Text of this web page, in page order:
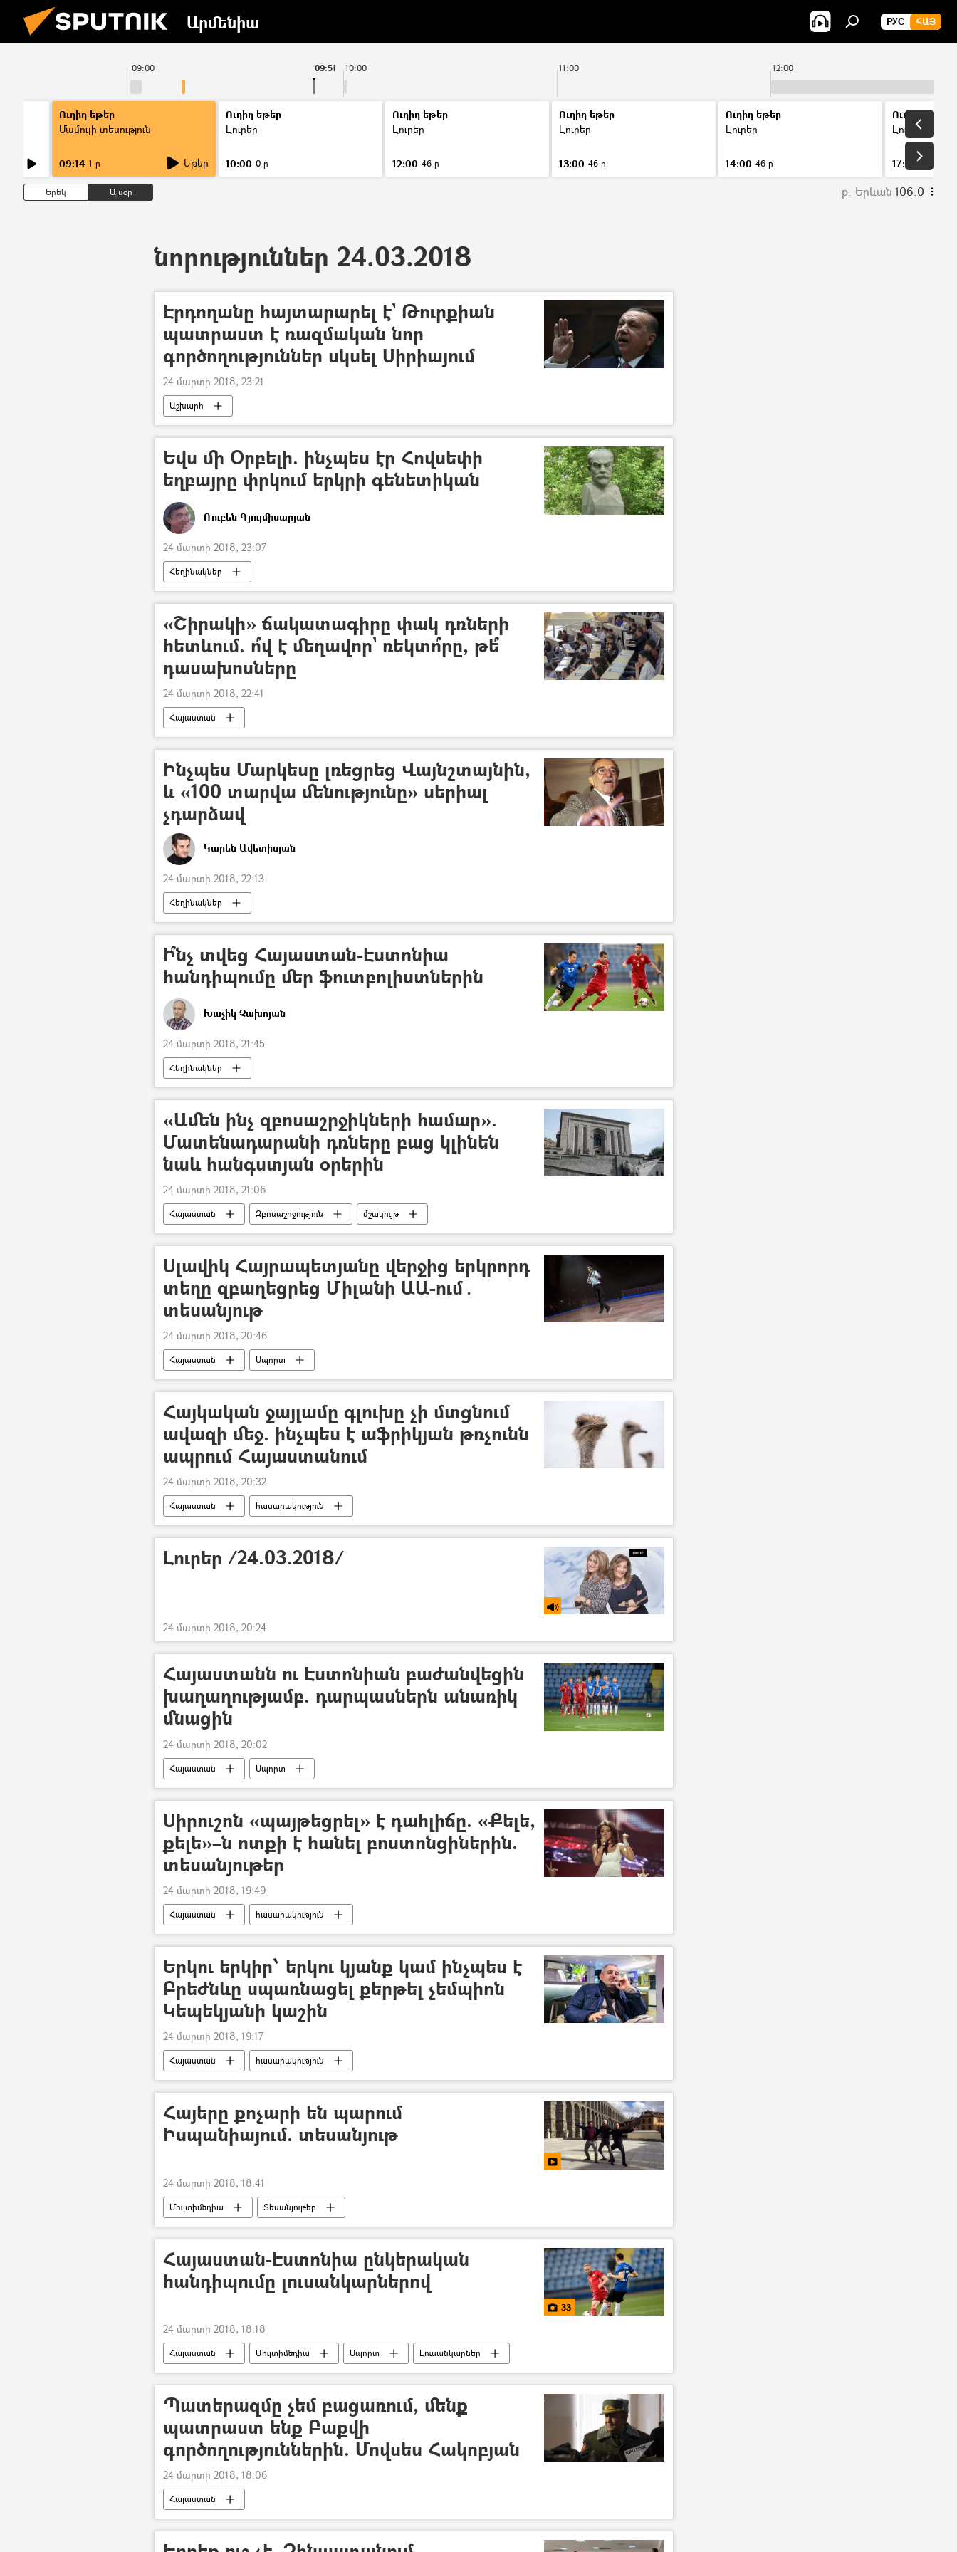
Արմենիա РУС ՀԱՅ
09:00 10:00 11:00 12:00
09:51
Ուղիղ եթեր
Մամուլի տեսություն
09:14 1 ր Եթեր
Ուղիղ եթեր
Լուրեր
10:00 0 ր
Ուղիղ եթեր
Լուրեր
12:00 46 ր
Ուղիղ եթեր
Լուրեր
13:00 46 ր
Ուղիղ եթեր
Լուրեր
14:00 46 ր
Ուղիղ եթեր
Լուրեր
17:00
Երեկ Այսօր ք. Երևան 106.0
նորություններ 24.03.2018
Էրդողանը հայտարարել է` Թուրքիան
պատրաստ է ռազմական նոր
գործողություններ սկսել Սիրիայում
24 մարտի 2018, 23:21
Աշխարհ
Եվս մի Օրբելի. ինչպես էր Հովսեփի
եղբայրը փրկում երկրի գենետիկան
Ռուբեն Գյուլմիսարյան
24 մարտի 2018, 23:07
Հեղինակներ
«Շիրակի» ճակատագիրը փակ դռների
հետևում. ո՞վ է մեղավոր` ռեկտո՞րը, թե՞
դասախոսները
24 մարտի 2018, 22:41
Հայաստան
Ինչպես Մարկեսը լռեցրեց Վայնշտայնին,
և «100 տարվա մենությունը» սերիալ
չդարձավ
Կարեն Ավետիսյան
24 մարտի 2018, 22:13
Հեղինակներ
Ի՞նչ տվեց Հայաստան-Էստոնիա
հանդիպումը մեր ֆուտբոլիստներին
Խաչիկ Չախոյան
24 մարտի 2018, 21:45
Հեղինակներ
«Ամեն ինչ զբոսաշրջիկների համար».
Մատենադարանի դռները բաց կլինեն
նաև հանգստյան օրերին
24 մարտի 2018, 21:06
Հայաստան Զբոսաշրջություն մշակույթ
Սլավիկ Հայրապետյանը վերջից երկրորդ
տեղը զբաղեցրեց Միլանի ԱԱ-ում․
տեսանյութ
24 մարտի 2018, 20:46
Հայաստան Սպորտ
Հայկական ջայլամը գլուխը չի մտցնում
ավազի մեջ. ինչպես է աֆրիկյան թռչունն
ապրում Հայաստանում
24 մարտի 2018, 20:32
Հայաստան հասարակություն
Լուրեր /24.03.2018/
24 մարտի 2018, 20:24
Հայաստանն ու Էստոնիան բաժանվեցին
խաղաղությամբ. դարպասներն անառիկ
մնացին
24 մարտի 2018, 20:02
Հայաստան Սպորտ
Սիրուշոն «պայթեցրել» է դահլիճը. «Քելե,
քելե»–ն ոտքի է հանել բոստոնցիներին.
տեսանյութեր
24 մարտի 2018, 19:49
Հայաստան հասարակություն
Երկու երկիր՝ երկու կյանք կամ ինչպես է
Բրեժնևը սպառնացել քերթել չեմպիոն
Կեպեկյանի կաշին
24 մարտի 2018, 19:17
Հայաստան հասարակություն
Հայերը քոչարի են պարում
Իսպանիայում. տեսանյութ
24 մարտի 2018, 18:41
Մուլտիմեդիա Տեսանյութեր
Հայաստան-Էստոնիա ընկերական
հանդիպումը լուսանկարներով
33
24 մարտի 2018, 18:18
Հայաստան Մուլտիմեդիա Սպորտ Լուսանկարներ
Պատերազմը չեմ բացառում, մենք
պատրաստ ենք Բաքվի
գործողություններին. Մովսես Հակոբյան
24 մարտի 2018, 18:06
Հայաստան